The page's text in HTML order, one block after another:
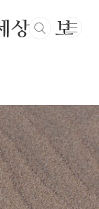
상을 보